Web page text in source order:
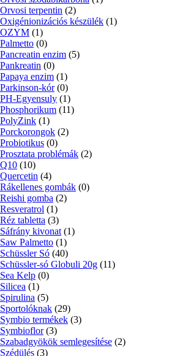
Orvosi terpentin (2)
Oxigénionizációs készülék (1)
OZYM (1)
Palmetto (0)
Pancreatin enzim (5)
Pankreatin (0)
Papaya enzim (1)
Parkinson-kór (0)
PH-Egyensuly (1)
Phosphorikum (11)
PolyZink (1)
Porckorongok (2)
Probiotikus (0)
Prosztata problémák (2)
Q10 (10)
Quercetin (4)
Rákellenes gombák (0)
Reishi gomba (2)
Resveratrol (1)
Réz tabletta (3)
Sáfrány kivonat (1)
Saw Palmetto (1)
Schüssler Só (40)
Schüssler-só Globuli 20g (11)
Sea Kelp (0)
Silicea (1)
Spirulina (5)
Sportolóknak (29)
Symbio termékek (3)
Symbioflor (3)
Szabadgyökök semlegesítése (2)
Szédülés (3)